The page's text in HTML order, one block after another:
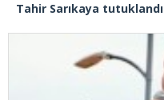
Tahir Sarıkaya tutuklandı